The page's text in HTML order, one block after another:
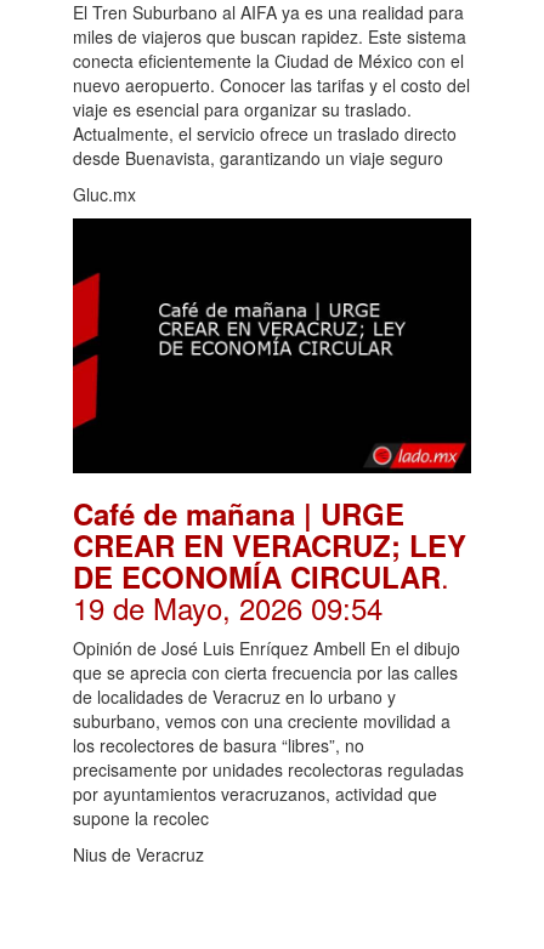
El Tren Suburbano al AIFA ya es una realidad para
miles de viajeros que buscan rapidez. Este sistema
conecta eficientemente la Ciudad de México con el
nuevo aeropuerto. Conocer las tarifas y el costo del
viaje es esencial para organizar su traslado.
Actualmente, el servicio ofrece un traslado directo
desde Buenavista, garantizando un viaje seguro
Gluc.mx
Café de mañana | URGE
CREAR EN VERACRUZ; LEY
DE ECONOMÍA CIRCULAR.
19 de Mayo, 2026 09:54
Opinión de José Luis Enríquez Ambell En el dibujo
que se aprecia con cierta frecuencia por las calles
de localidades de Veracruz en lo urbano y
suburbano, vemos con una creciente movilidad a
los recolectores de basura “libres”, no
precisamente por unidades recolectoras reguladas
por ayuntamientos veracruzanos, actividad que
supone la recolec
Nius de Veracruz